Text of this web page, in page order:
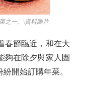
一。\資料圖片
節臨近，和在大
夠在除夕與家人團
開始訂購年菜。